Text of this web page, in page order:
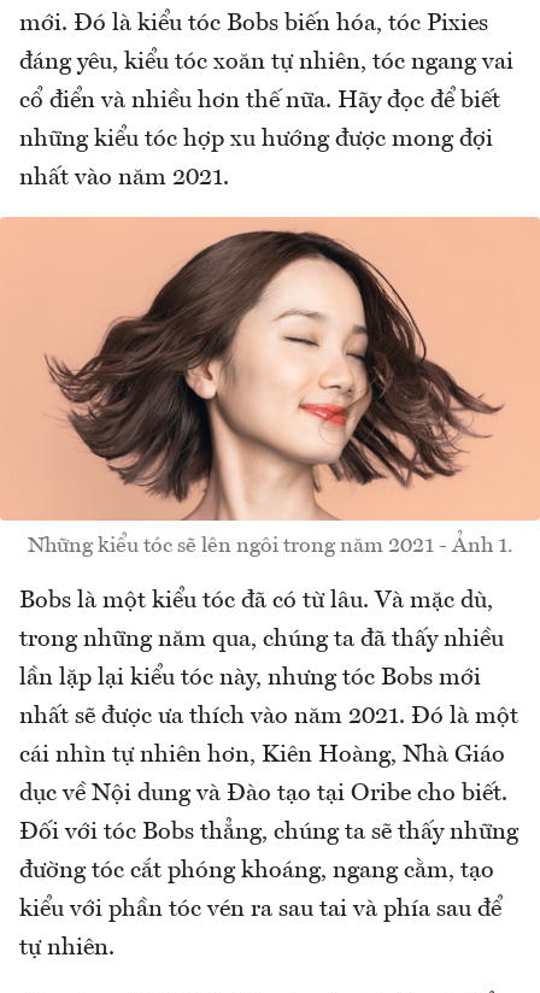
mới. Đó là kiểu tóc Bobs biến hóa, tóc Pixies
đáng yêu, kiểu tóc xoăn tự nhiên, tóc ngang vai
cổ điển và nhiều hơn thế nữa. Hãy đọc để biết
những kiểu tóc hợp xu hướng được mong đợi
nhất vào năm 2021.
Những kiểu tóc sẽ lên ngôi trong năm 2021 - Ảnh 1.
Bobs là một kiểu tóc đã có từ lâu. Và mặc dù,
trong những năm qua, chúng ta đã thấy nhiều
lần lặp lại kiểu tóc này, nhưng tóc Bobs mới
nhất sẽ được ưa thích vào năm 2021. Đó là một
cái nhìn tự nhiên hơn, Kiên Hoàng, Nhà Giáo
dục về Nội dung và Đào tạo tại Oribe cho biết.
Đối với tóc Bobs thẳng, chúng ta sẽ thấy những
đường tóc cắt phóng khoáng, ngang cằm, tạo
kiểu với phần tóc vén ra sau tai và phía sau để
tự nhiên.